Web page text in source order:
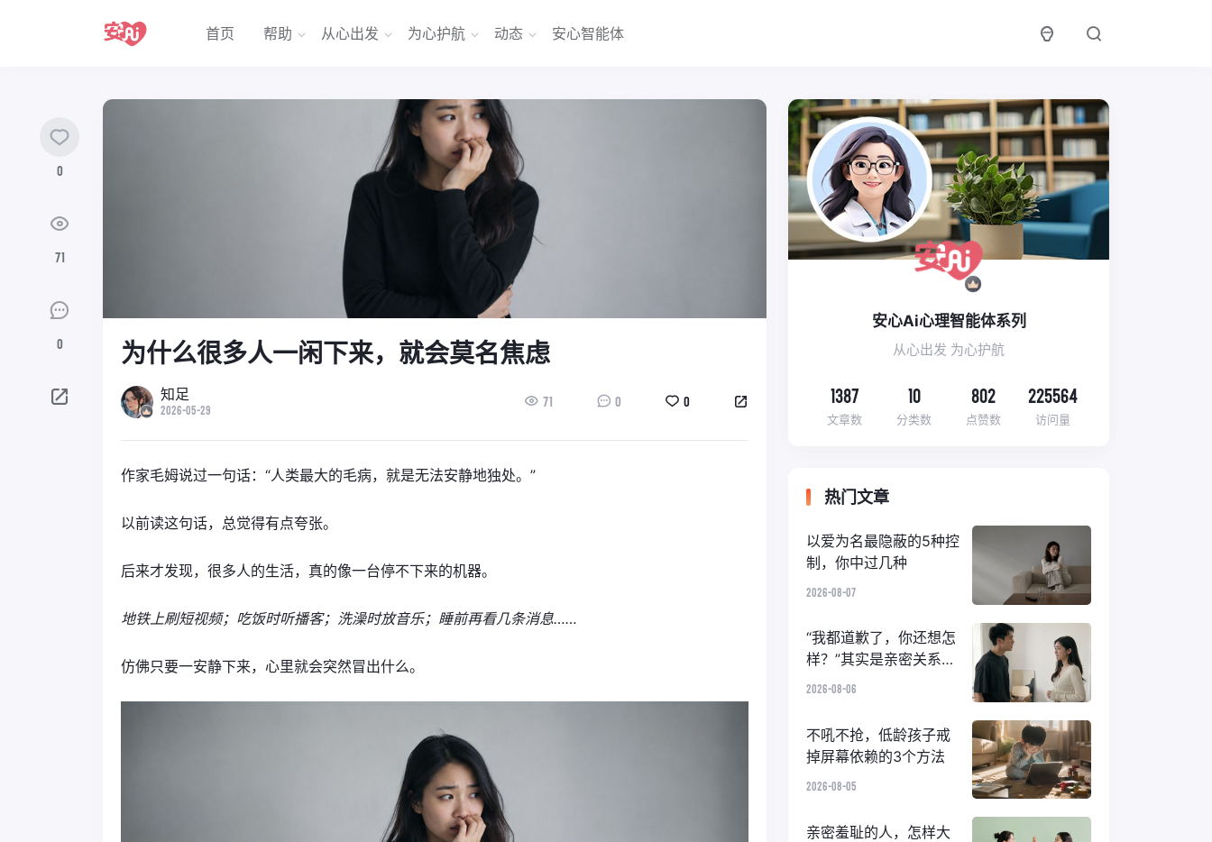
首页 帮助 从心出发 为心护航 动态 安心智能体
0
71
0 为什么很多人一闲下来，就会莫名焦虑
知足
2026-05-29
71 0 0
作家毛姆说过一句话：“人类最大的毛病，就是无法安静地独处。”
以前读这句话，总觉得有点夸张。
后来才发现，很多人的生活，真的像一台停不下来的机器。
地铁上刷短视频；吃饭时听播客；洗澡时放音乐；睡前再看几条消息……
仿佛只要一安静下来，心里就会突然冒出什么。
安心Ai心理智能体系列
从心出发 为心护航
1387
文章数
10
分类数
802
点赞数
225564
访问量
热门文章
以爱为名最隐蔽的5种控
制，你中过几种
2026-08-07
“我都道歉了，你还想怎
样？”其实是亲密关系里
的隐性情绪霸凌
2026-08-06
不吼不抢，低龄孩子戒
掉屏幕依赖的3个方法
2026-08-05
亲密羞耻的人，怎样大